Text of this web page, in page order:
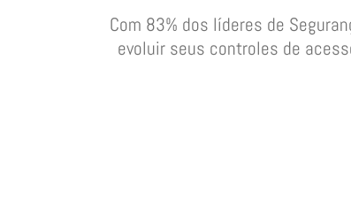
Com 83% dos líderes de
evoluir seus controles de